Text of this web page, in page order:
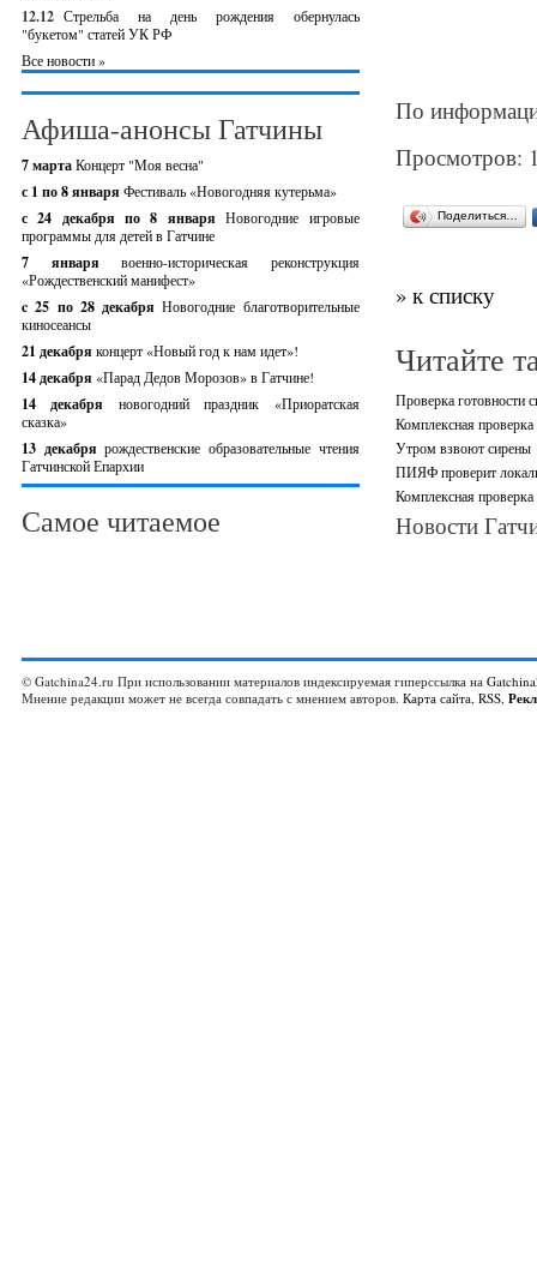
12.12 Стрельба на день рождения обернулась
"букетом" статей УК РФ
Все новости »
Афиша-анонсы Гатчины
7 мартаКонцерт "Моя весна"
с 1 по 8 января Фестиваль «Новогодняя кутерьма»
с 24 декабря по 8 январяНовогодние игровые
программы для детей в Гатчине
7 январявоенно-историческая реконструкция
«Рождественский манифест»
c 25 по 28 декабряНовогодние благотворительные
киносеансы
21 декабря концерт «Новый год к нам идет»!
14 декабря «Парад Дедов Морозов» в Гатчине!
14 декабря новогодний праздник «Приоратская
сказка»
13 декабрярождественские образовательные чтения
Гатчинской Епархии
Самое читаемое
По
Просмотров:
Поделиться…
» к списку
Читайте
Проверка готовности
Комплексная
Утром взвоют сирены
ПИЯФ проверит
Комплексная проверка
Новости
© Gatchina24.ru При использовании материалов индексируемая гиперссылка на
Мнение редакции может не всегда совпадать с мнением авторов. Карта сайта, RSS,